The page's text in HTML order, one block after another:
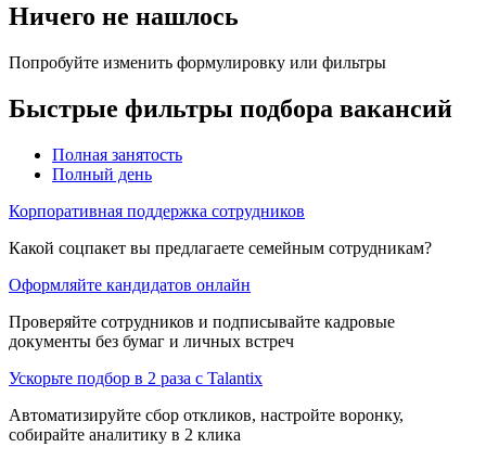
Ничего не нашлось
Попробуйте изменить формулировку или фильтры
Быстрые фильтры подбора вакансий
Полная занятость
Полный день
Корпоративная поддержка сотрудников
Какой соцпакет вы предлагаете семейным сотрудникам?
Оформляйте кандидатов онлайн
Проверяйте сотрудников и подписывайте кадровые
документы без бумаг и личных встреч
Ускорьте подбор в 2 раза с Talantix
Автоматизируйте сбор откликов, настройте воронку,
собирайте аналитику в 2 клика